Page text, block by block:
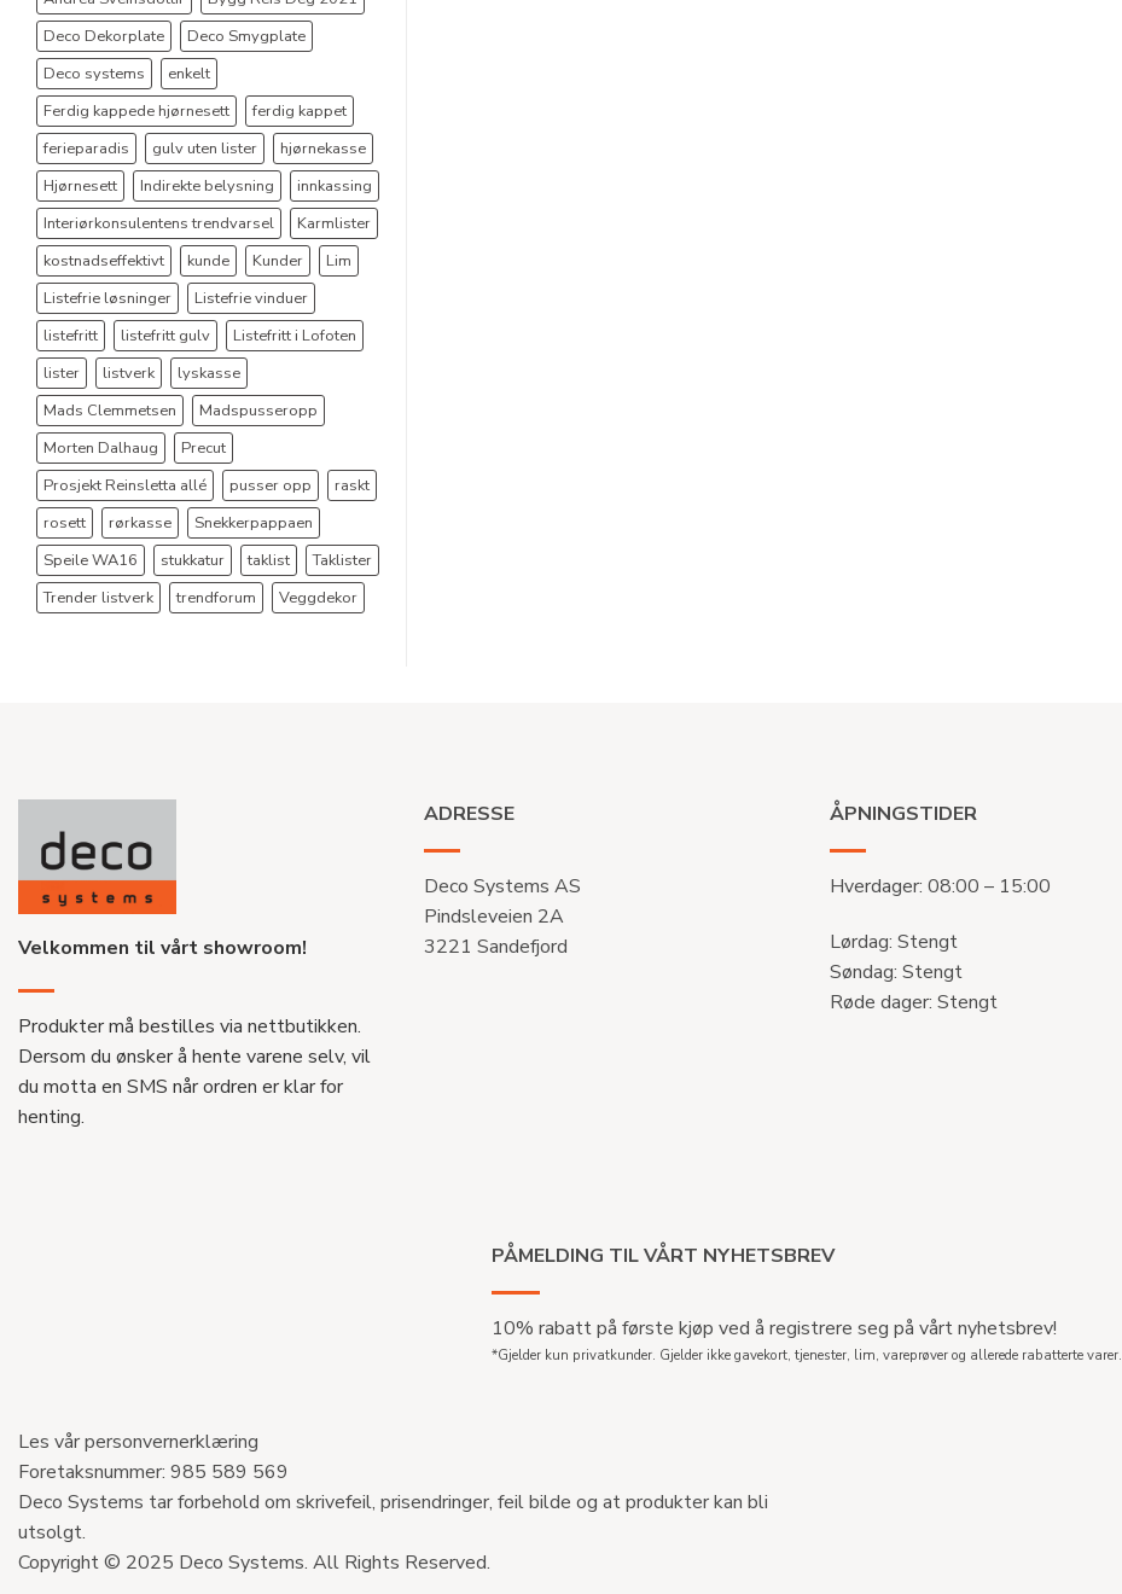
Deco Dekorplate
Deco Smygplate
Deco systems
enkelt
Ferdig kappede hjørnesett
ferdig kappet
ferieparadis
gulv uten lister
hjørnekasse
Hjørnesett
Indirekte belysning
innkassing
Interiørkonsulentens trendvarsel
Karmlister
kostnadseffektivt
kunde Kunder
Lim
Listefrie løsninger
Listefrie vinduer
listefritt
listefritt gulv
Listefritt i Lofoten
lister
listverk
lyskasse
Mads Clemmetsen
Madspusseropp
Morten Dalhaug
Precut
Prosjekt Reinsletta allé
pusser opp
raskt
rosett
rørkasse
Snekkerpappaen
Speile WA16
stukkatur taklist
Taklister
Trender listverk
trendforum Veggdekor
Velkommen til vårt showroom!
Produkter må bestilles via nettbutikken.
Dersom du ønsker å hente varene selv, vil
du motta en SMS når ordren er klar for
henting.
ADRESSE
Deco Systems AS
Pindsleveien 2A
3221 Sandefjord
ÅPNINGSTIDER
Hverdager: 08:00 – 15:00
Lørdag: Stengt
Søndag: Stengt
Røde dager: Stengt
PÅMELDING TIL VÅRT NYHETSBREV
10% rabatt på første kjøp ved å registrere seg på vårt nyhetsbrev!
*Gjelder kun privatkunder. Gjelder ikke gavekort, tjenester, lim, vareprøver og allerede rabatterte varer.
Les vår personvernerklæring
Foretaksnummer: 985 589 569
Deco Systems tar forbehold om skrivefeil, prisendringer, feil bilde og at produkter kan bli
utsolgt.
Copyright © 2025 Deco Systems. All Rights Reserved.